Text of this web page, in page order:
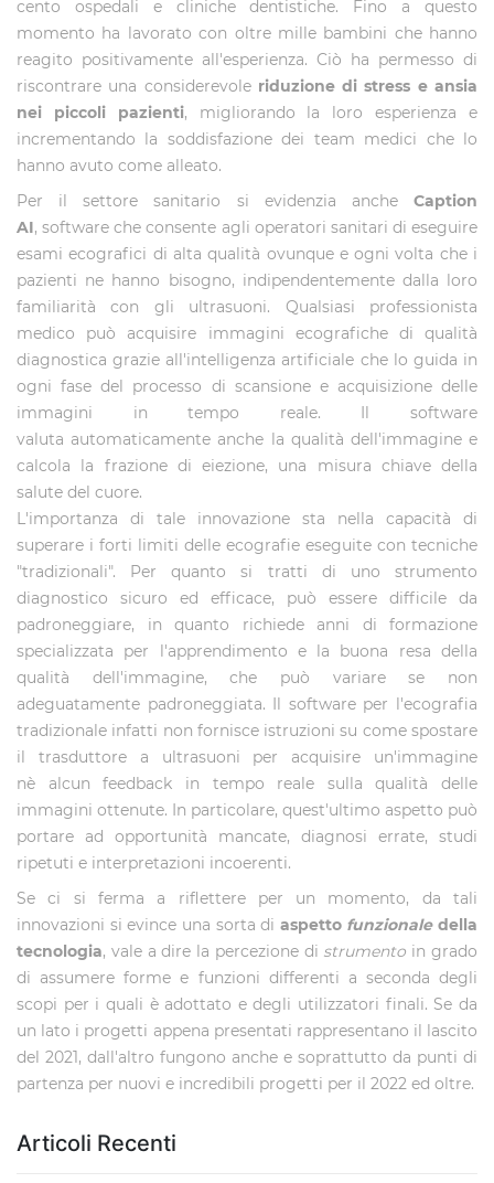
cento ospedali e cliniche dentistiche. Fino a questo
momento ha lavorato con oltre mille bambini che hanno
reagito positivamente all'esperienza. Ciò ha permesso di
riscontrare una considerevole riduzione di stress e ansia
nei piccoli pazienti, migliorando la loro esperienza e
incrementando la soddisfazione dei team medici che lo
hanno avuto come alleato.
Per il settore sanitario si evidenzia anche Caption
AI, software che consente agli operatori sanitari di eseguire
esami ecografici di alta qualità ovunque e ogni volta che i
pazienti ne hanno bisogno, indipendentemente dalla loro
familiarità con gli ultrasuoni. Qualsiasi professionista
medico può acquisire immagini ecografiche di qualità
diagnostica grazie all'intelligenza artificiale che lo guida in
ogni fase del processo di scansione e acquisizione delle
immagini in tempo reale. Il software
valuta automaticamente anche la qualità dell'immagine e
calcola la frazione di eiezione, una misura chiave della
salute del cuore.
L'importanza di tale innovazione sta nella capacità di
superare i forti limiti delle ecografie eseguite con tecniche
"tradizionali". Per quanto si tratti di uno strumento
diagnostico sicuro ed efficace, può essere difficile da
padroneggiare, in quanto richiede anni di formazione
specializzata per l'apprendimento e la buona resa della
qualità dell'immagine, che può variare se non
adeguatamente padroneggiata. Il software per l'ecografia
tradizionale infatti non fornisce istruzioni su come spostare
il trasduttore a ultrasuoni per acquisire un'immagine
nè alcun feedback in tempo reale sulla qualità delle
immagini ottenute. In particolare, quest'ultimo aspetto può
portare ad opportunità mancate, diagnosi errate, studi
ripetuti e interpretazioni incoerenti.
Se ci si ferma a riflettere per un momento, da tali
innovazioni si evince una sorta di aspetto funzionale della
tecnologia, vale a dire la percezione di strumento in grado
di assumere forme e funzioni differenti a seconda degli
scopi per i quali è adottato e degli utilizzatori finali. Se da
un lato i progetti appena presentati rappresentano il lascito
del 2021, dall'altro fungono anche e soprattutto da punti di
partenza per nuovi e incredibili progetti per il 2022 ed oltre.
Articoli Recenti